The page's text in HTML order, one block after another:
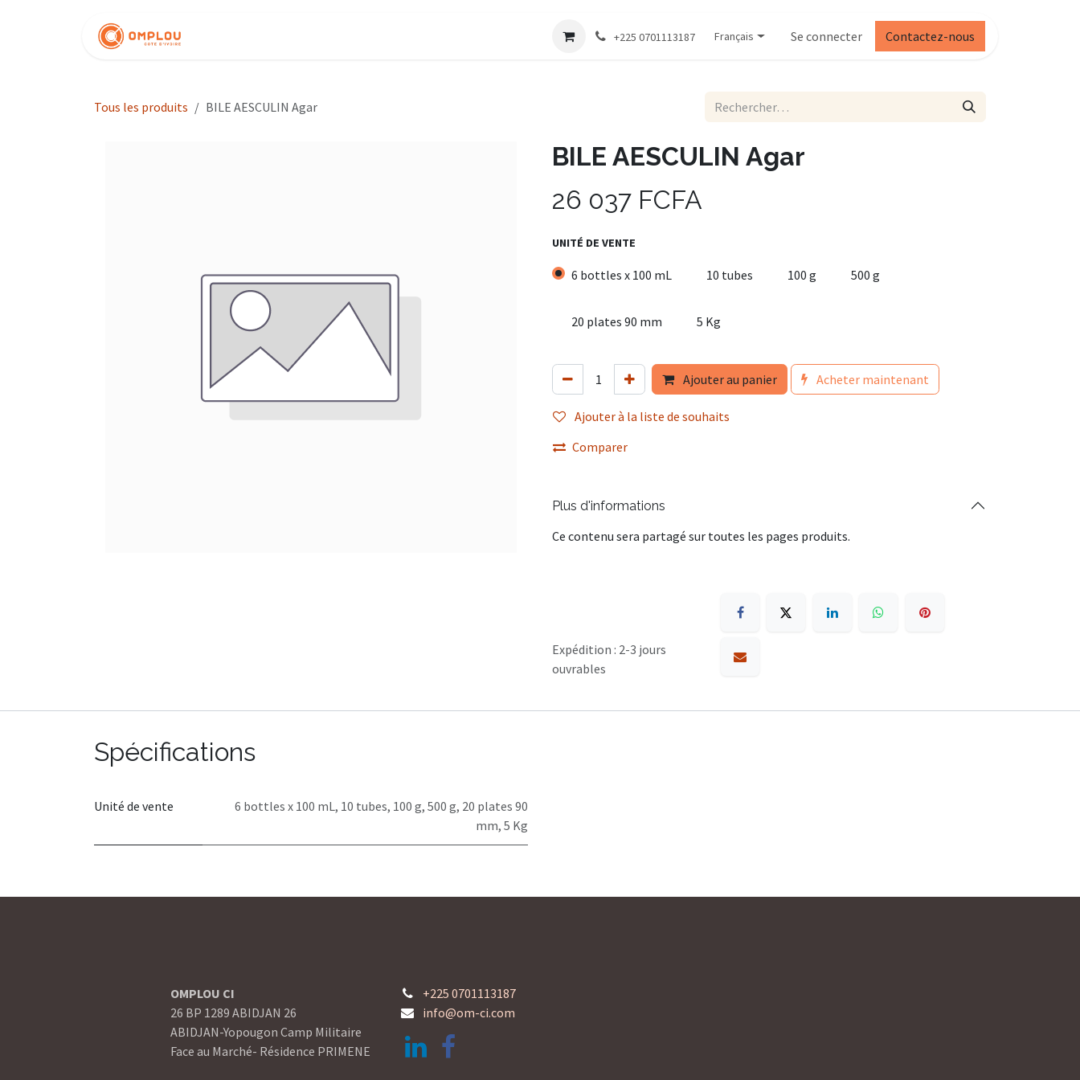
+225 0701113187 Français Se connecter Contactez-nous
Tous les produits BILE AESCULIN Agar
BILE AESCULIN Agar
26 037 FCFA
UNITÉ DE VENTE
6 bottles x 100 mL 10 tubes 100 g 500 g
20 plates 90 mm 5 Kg
Ajouter au panier Acheter maintenant
Ajouter à la liste de souhaits
Comparer
Plus d'informations
Ce contenu sera partagé sur toutes les pages produits.
Expédition : 2-3 jours
ouvrables
Spécifications
Unité de vente 6 bottles x 100 mL, 10 tubes, 100 g, 500 g, 20 plates 90
mm, 5 Kg
OMPLOU CI
26 BP 1289 ABIDJAN 26
ABIDJAN-Yopougon Camp Militaire
Face au Marché- Résidence PRIMENE
+225 0701113187
info@om-ci.com